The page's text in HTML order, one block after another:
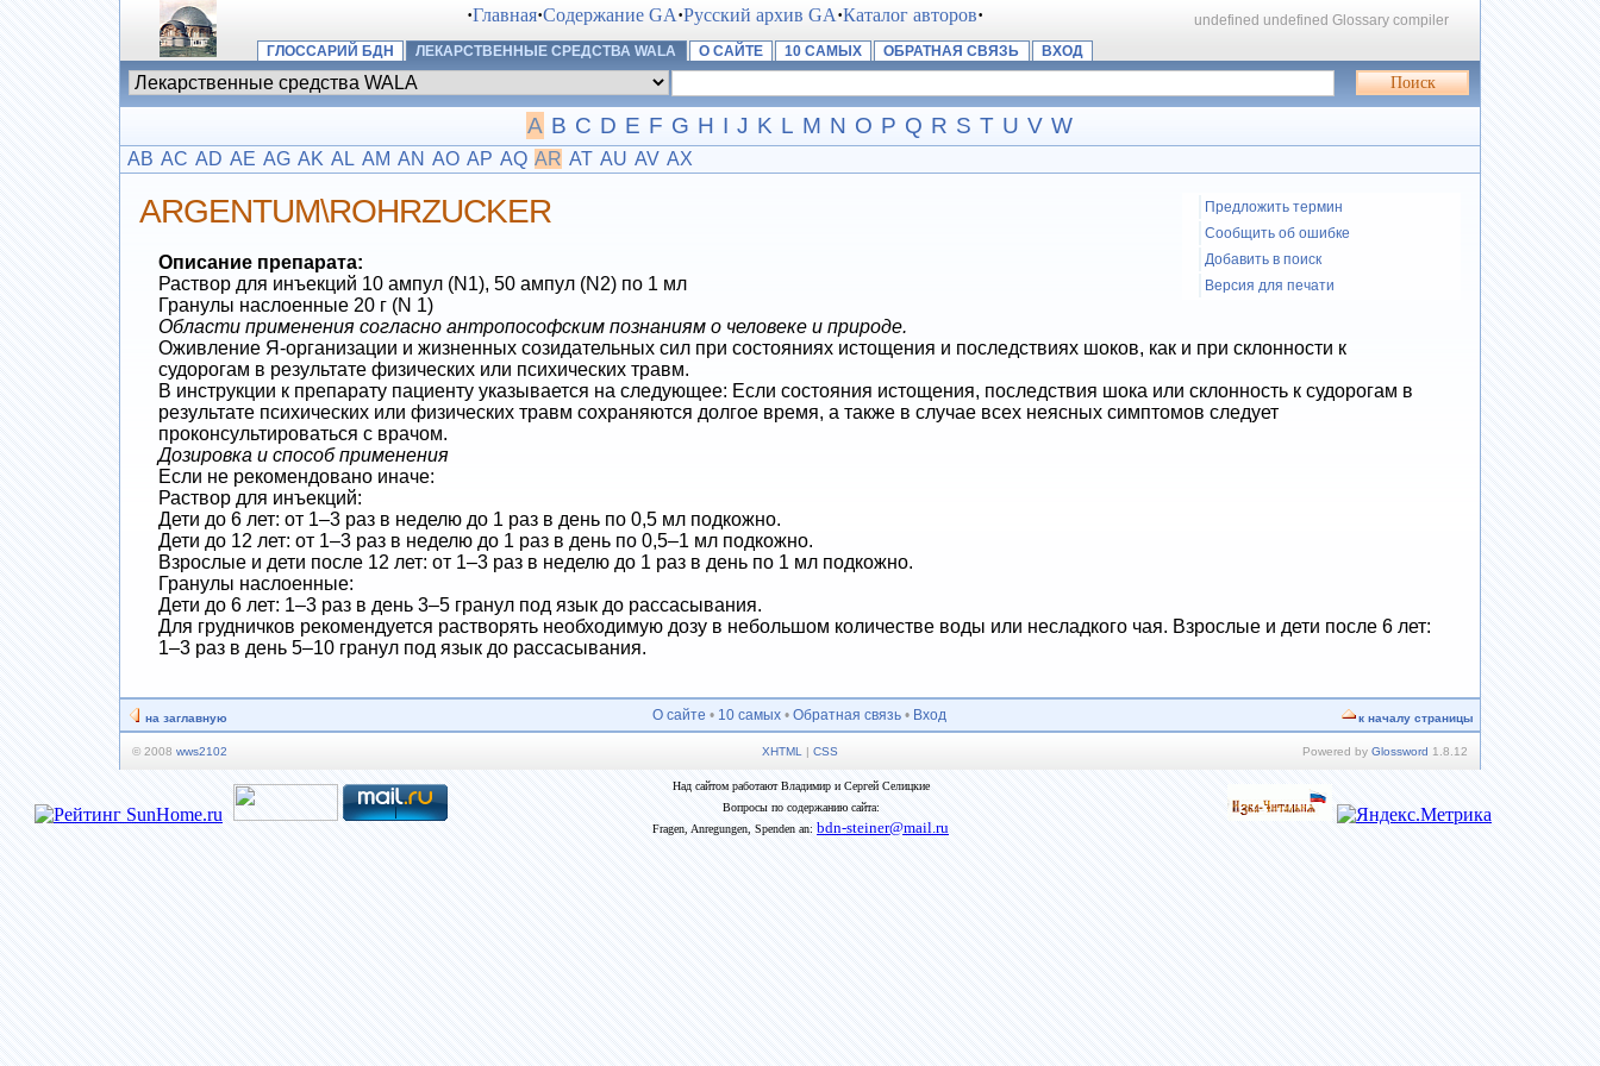
·Главная·Содержание GA·Русский архив GA·Каталог авторов· undefined undefined Glossary compiler
ГЛОССАРИЙ БДН
ЛЕКАРСТВЕННЫЕ СРЕДСТВА WALA О САЙТЕ 10 САМЫХ ОБРАТНАЯ СВЯЗЬ ВХОД
A B C D E F G H I J K L M N O P Q R S T U V W
AB AC AD AE AG AK AL AM AN AO AP AQ AR AT AU AV AX
Предложить термин
Сообщить об ошибке
Добавить в поиск
Версия для печати
ARGENTUM\ROHRZUCKER
Описание препарата:
Раствор для инъекций 10 ампул (N1), 50 ампул (N2) по 1 мл
Гранулы наслоенные 20 г (N 1)
Области применения согласно антропософским познаниям о человеке и природе.
Оживление Я-организации и жизненных созидательных сил при состояниях истощения и последствиях шоков, как и при склонности к
судорогам в результате физических или психических травм.
В инструкции к препарату пациенту указывается на следующее: Если состояния истощения, последствия шока или склонность к судорогам в
результате психических или физических травм сохраняются долгое время, а также в случае всех неясных симптомов следует
проконсультироваться с врачом.
Дозировка и способ применения
Если не рекомендовано иначе:
Раствор для инъекций:
Дети до 6 лет: от 1–3 раз в неделю до 1 раз в день по 0,5 мл подкожно.
Дети до 12 лет: от 1–3 раз в неделю до 1 раз в день по 0,5–1 мл подкожно.
Взрослые и дети после 12 лет: от 1–3 раз в неделю до 1 раз в день по 1 мл подкожно.
Гранулы наслоенные:
Дети до 6 лет: 1–3 раз в день 3–5 гранул под язык до рассасывания.
Для грудничков рекомендуется растворять необходимую дозу в небольшом количестве воды или несладкого чая. Взрослые и дети после 6 лет:
1–3 раз в день 5–10 гранул под язык до рассасывания.
на заглавную О сайте • 10 самых •Обратная связь • Вход к началу страницы
© 2008 wws2102 XHTML | CSS Powered by Glossword 1.8.12
Над сайтом работают Владимир и Сергей Селицкие
Вопросы по содержанию сайта:
Fragen, Anregungen, Spenden an:bdn-steiner@mail.ru